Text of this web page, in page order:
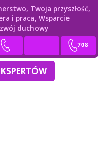
Twoja przyszłość,
i praca, Wsparcie
duchowy